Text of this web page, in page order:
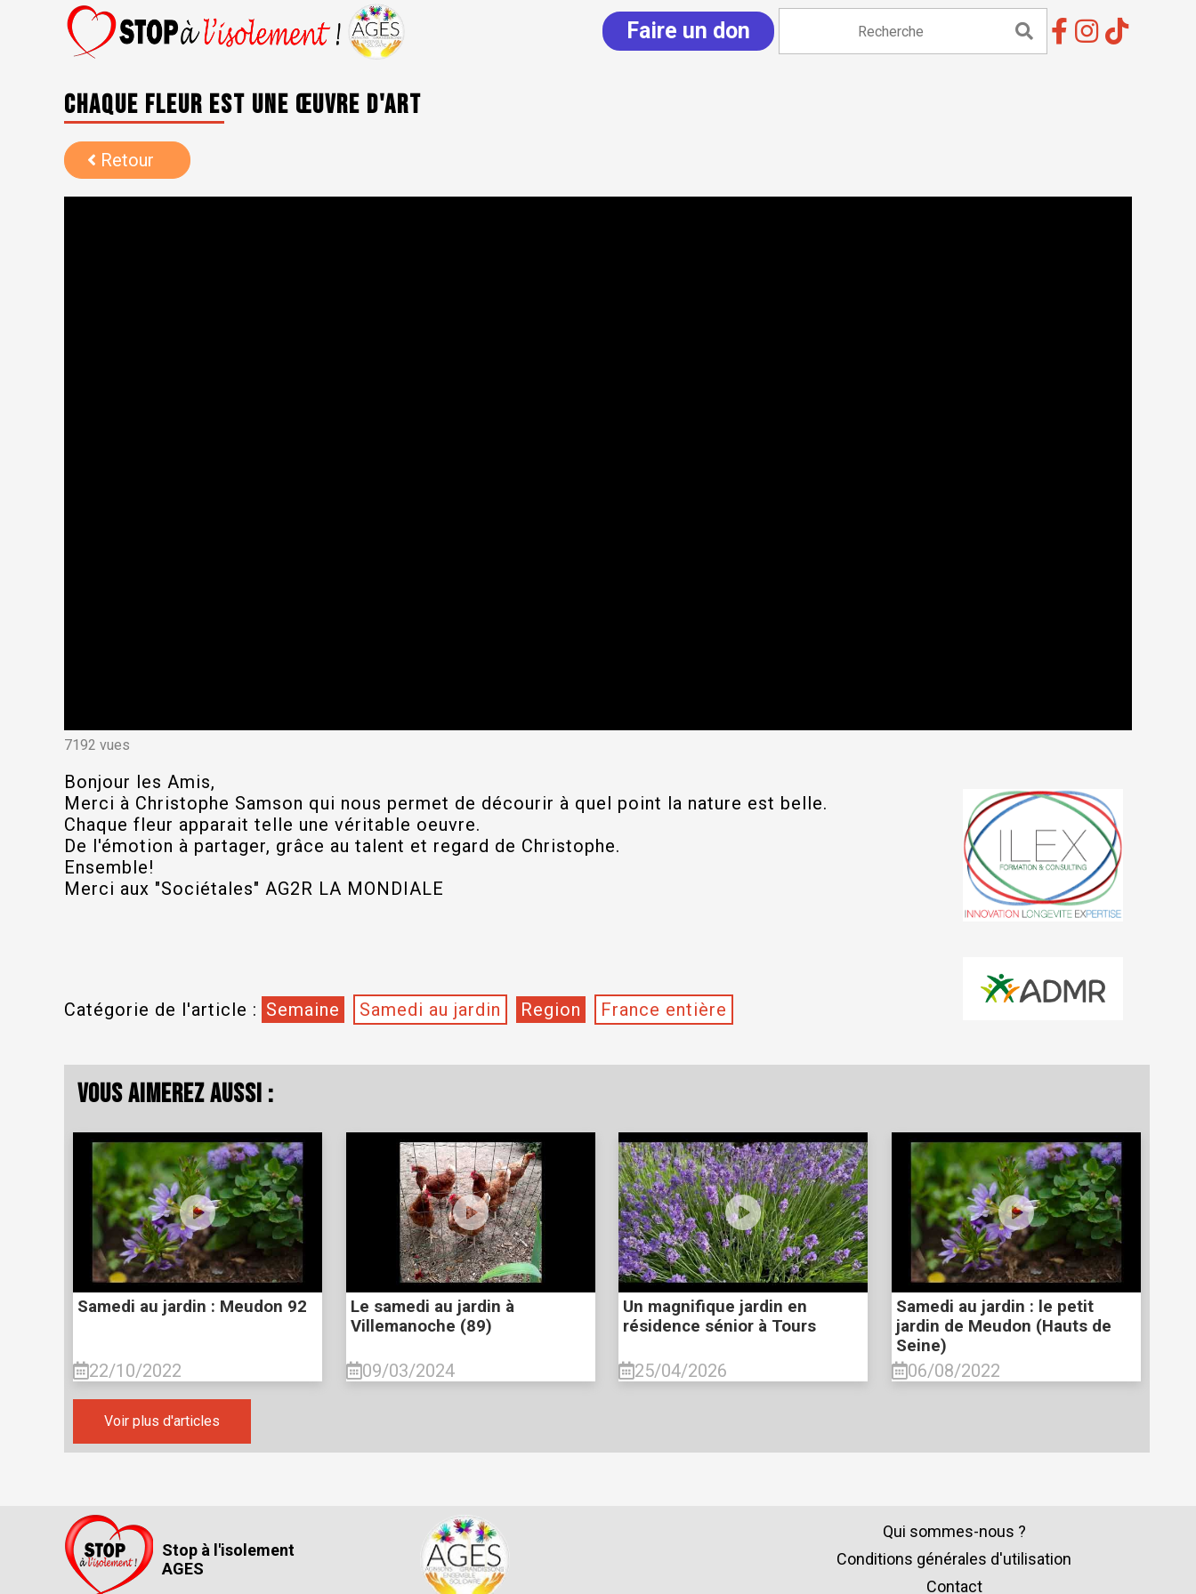
Faire un don
Chaque fleur est une œuvre d'art
Retour
7192 vues
Bonjour les Amis,
Merci à Christophe Samson qui nous permet de décourir à quel point la nature est belle.
Chaque fleur apparait telle une véritable oeuvre.
De l'émotion à partager, grâce au talent et regard de Christophe.
Ensemble!
Merci aux "Sociétales" AG2R LA MONDIALE
Catégorie de l'article : Semaine Samedi au jardin Region France entière
Vous aimerez aussi :
Samedi au jardin : Meudon 92
22/10/2022
Le samedi au jardin à
Villemanoche (89)
09/03/2024
Un magnifique jardin en
résidence sénior à Tours
25/04/2026
Samedi au jardin : le petit
jardin de Meudon (Hauts de
Seine)
06/08/2022
Voir plus d'articles
Stop à l'isolement
AGES
Qui sommes-nous ?
Conditions générales d'utilisation
Contact